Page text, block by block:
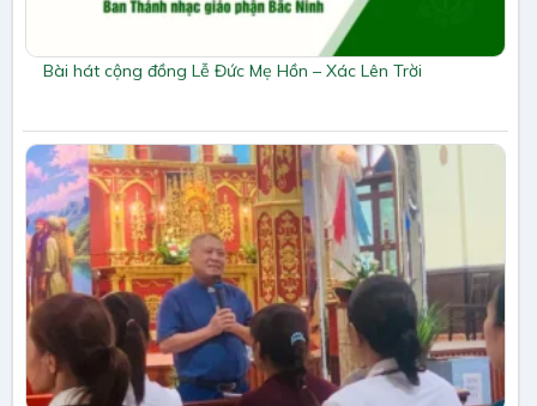
Bài hát cộng đồng Lễ Đức Mẹ Hồn – Xác Lên Trời